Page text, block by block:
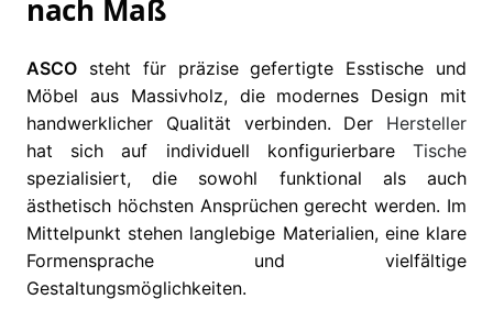
nach Maß
ASCO steht für präzise gefertigte Esstische und
Möbel aus Massivholz, die modernes Design mit
handwerklicher Qualität verbinden. Der Hersteller
hat sich auf individuell konfigurierbare Tische
spezialisiert, die sowohl funktional als auch
ästhetisch höchsten Ansprüchen gerecht werden. Im
Mittelpunkt stehen langlebige Materialien, eine klare
Formensprache und vielfältige
Gestaltungsmöglichkeiten.